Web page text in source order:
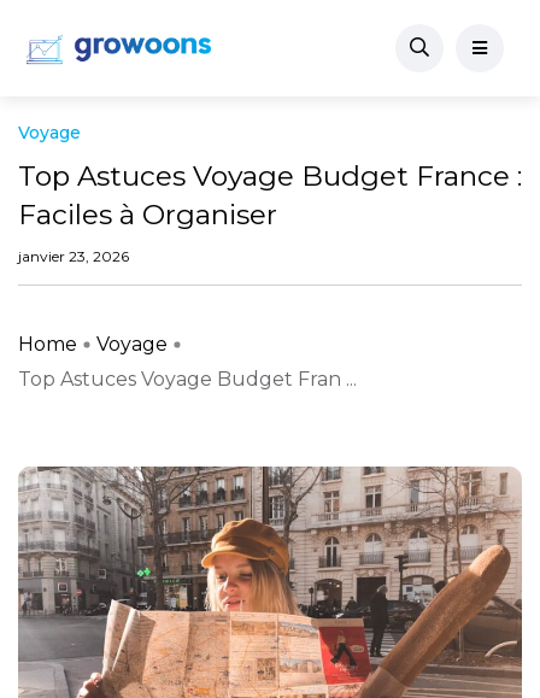
Voyage
Top Astuces Voyage Budget France :
Faciles à Organiser
janvier 23, 2026
Home
Voyage
Top Astuces Voyage Budget Fran ...